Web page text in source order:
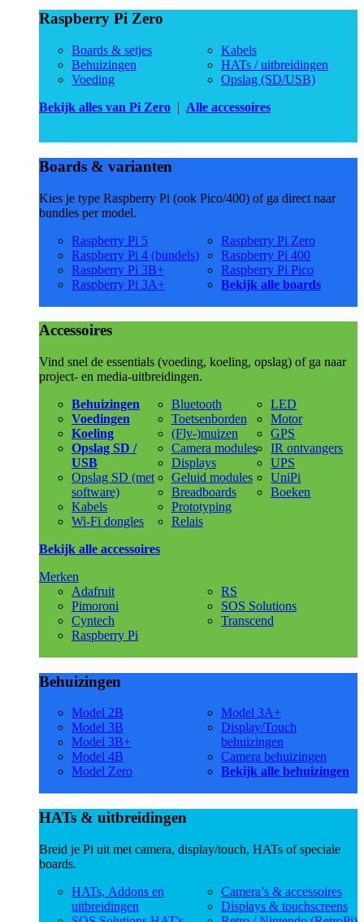
Raspberry Pi Zero
Boards & setjes
Behuizingen
Voeding
Kabels
HATs / uitbreidingen
Opslag (SD/USB)
Bekijk alles van Pi Zero | Alle accessoires
Boards & varianten
Kies je type Raspberry Pi (ook Pico/400) of ga direct naar
bundles per model.
Raspberry Pi 5
Raspberry Pi 4 (bundels)
Raspberry Pi 3B+
Raspberry Pi 3A+
Raspberry Pi Zero
Raspberry Pi 400
Raspberry Pi Pico
Bekijk alle boards
Accessoires
Vind snel de essentials (voeding, koeling, opslag) of ga naar
project- en media-uitbreidingen.
Behuizingen
Voedingen
Koeling
Opslag SD /
USB
Opslag SD (met
software)
Kabels
Wi-Fi dongles
Bluetooth
Toetsenborden
(Fly-)muizen
Camera modules
Displays
Geluid modules
Breadboards
Prototyping
Relais
LED
Motor
GPS
IR ontvangers
UPS
UniPi
Boeken
Bekijk alle accessoires
Merken
Adafruit
Pimoroni
Cyntech
Raspberry Pi
RS
SOS Solutions
Transcend
Behuizingen
Model 2B
Model 3B
Model 3B+
Model 4B
Model Zero
Model 3A+
Display/Touch
behuizingen
Camera behuizingen
Bekijk alle behuizingen
HATs & uitbreidingen
Breid je Pi uit met camera, display/touch, HATs of speciale
boards.
HATs, Addons en
uitbreidingen
Camera’s & accessoires
Displays & touchscreens